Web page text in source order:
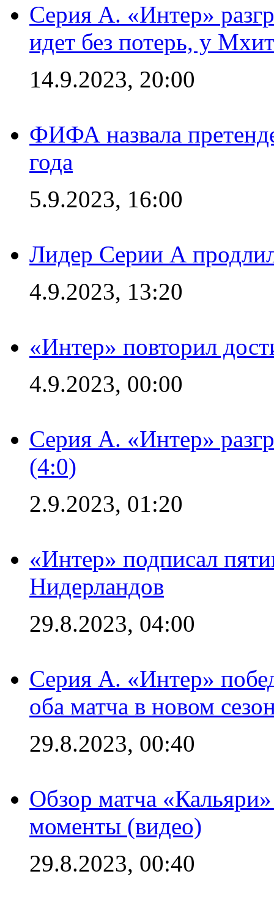
Серия А. «Интер»
идет без потерь, у
14.9.2023, 20:00
ФИФА назвала
года
5.9.2023, 16:00
Лидер Серии А
4.9.2023, 13:20
«Интер» повторил
4.9.2023, 00:00
Серия А. «Интер»
(4:0)
2.9.2023, 01:20
«Интер» подписал
Нидерландов
29.8.2023, 04:00
Серия А. «Интер»
оба матча в новом
29.8.2023, 00:40
Обзор матча
моменты (видео)
29.8.2023, 00:40